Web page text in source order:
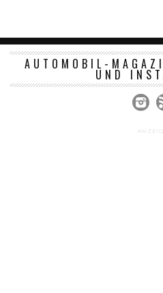
AUTOMOBIL-
UND